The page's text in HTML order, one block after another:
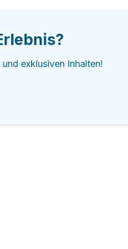
exklusiven Inhalten!